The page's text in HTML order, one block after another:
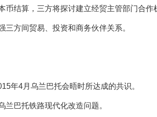
结算，三方将探讨建立经贸主管部门合作
方间贸易、投资和商务伙伴关系。
年4月乌兰巴托会晤时所达成的共识。
巴托铁路现代化改造问题。